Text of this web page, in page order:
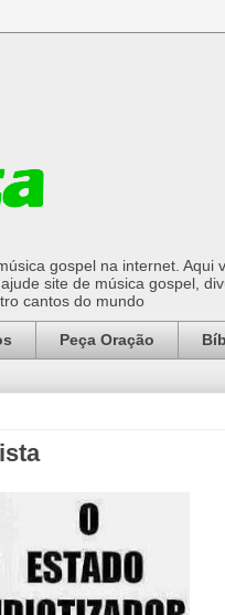
gospel na internet.
site de música gospel,
cantos do mundo
Peça Oração